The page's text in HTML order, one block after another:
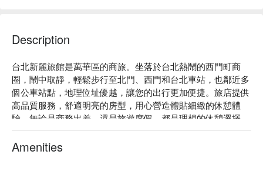
Description
台北新麗旅館是萬華區的商旅。坐落於台北熱鬧的西門町商
圈，鬧中取靜，輕鬆步行至北門、西門和台北車站，也鄰近多
個公車站點，地理位址優越，讓您的出行更加便捷。旅店提供
高品質服務，舒適明亮的房型，用心營造體貼細緻的休憩體
驗，無論是商務出差，還是旅遊度假，都是理想的休憩選擇。
台北新麗旅館評價：網友好評推薦
台北新麗旅館推薦：周邊景點豐富多樣，您可以在西門町商圈
Amenities